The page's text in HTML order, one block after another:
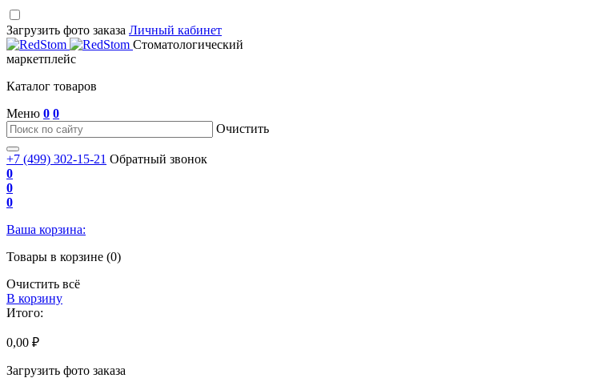
Загрузить фото заказа Личный кабинет
Стоматологический
маркетплейс
Каталог товаров
Меню 0 0
Очистить
+7 (499) 302-15-21 Обратный звонок
0
0
0
Ваша корзина:
Товары в корзине (0)
Очистить всё
В корзину
Итого:
0,00 ₽
Загрузить фото заказа